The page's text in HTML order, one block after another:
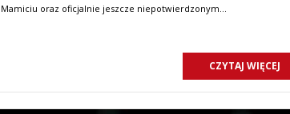
Mamiciu oraz oficjalnie jeszcze niepotwierdzonym…
CZYTAJ WIĘCEJ